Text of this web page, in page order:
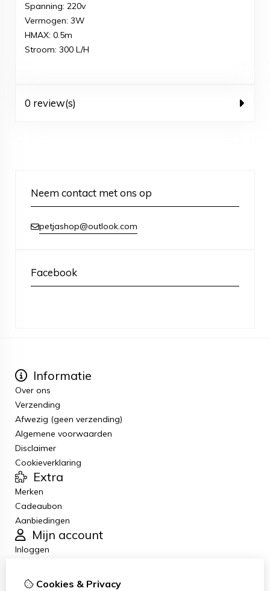
Spanning: 220v
Vermogen: 3W
HMAX: 0.5m
Stroom: 300 L/H
0 review(s)
Neem contact met ons op
petjashop@outlook.com
Facebook
Informatie
Over ons
Verzending
Afwezig (geen verzending)
Algemene voorwaarden
Disclaimer
Cookieverklaring
Extra
Merken
Cadeaubon
Aanbiedingen
Mijn account
Inloggen
Verlanglijst
Cookies & Privacy